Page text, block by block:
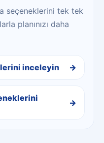
seçeneklerini tek tek
planınızı daha
inceleyin